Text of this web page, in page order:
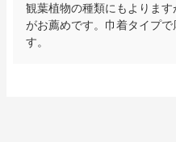
観葉植物の種類にもよりま
がお薦めです。巾着タイプ
す。